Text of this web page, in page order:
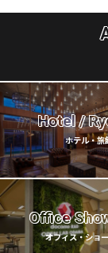
Hotel /
ホテル・旅
Office
オフィス・ショ